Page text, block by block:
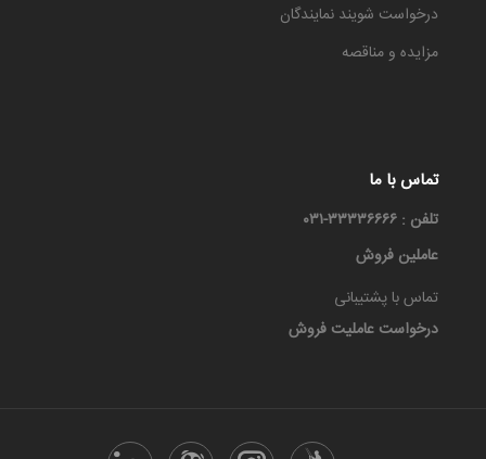
درخواست شویند نمایندگان
مزایده و مناقصه
تماس با ما
تلفن : ۳۳۳۳۶۶۶۶-۰۳۱
عاملین فروش
تماس با پشتیبانی
درخواست عاملیت فروش